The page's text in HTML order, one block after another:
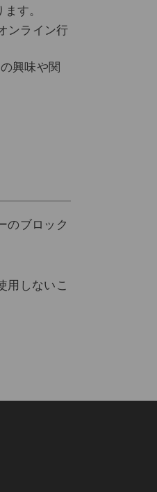
す。
ンライン行
興味や関
のブロック
用しないこ